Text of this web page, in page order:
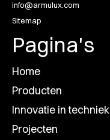
info@armulux.com
Sitemap
Pagina's
Home
Producten
Innovatie in techniek
Projecten